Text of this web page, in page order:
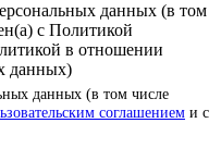
данных (в том
с Политикой
в отношении
данных)
данных (в том числе
соглашением и с